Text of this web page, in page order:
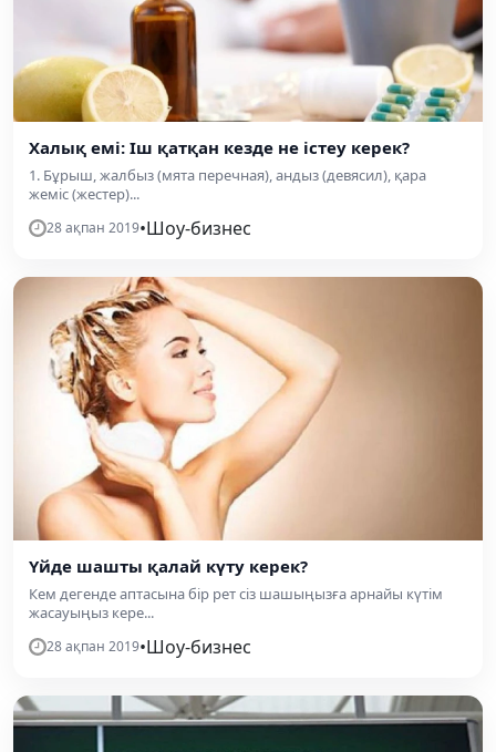
Халық емі: Іш қатқан кезде не істеу керек?
1. Бұрыш, жалбыз (мята перечная), андыз (девясил), қара
жеміс (жестер)...
28 ақпан 2019•Шоу-бизнес
Үйде шашты қалай күту керек?
Кем дегенде аптасына бір рет сіз шашыңызға арнайы күтім
жасауыңыз кере...
28 ақпан 2019•Шоу-бизнес